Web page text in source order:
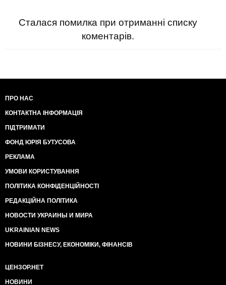
Сталася помилка при отриманні списку
коментарів.
ПРО НАС
КОНТАКТНА ІНФОРМАЦІЯ
ПІДТРИМАТИ
ФОНД ЮРІЯ БУТУСОВА
РЕКЛАМА
УМОВИ КОРИСТУВАННЯ
ПОЛІТИКА КОНФІДЕНЦІЙНОСТІ
РЕДАКЦІЙНА ПОЛІТИКА
НОВОСТИ УКРАИНЫ И МИРА
UKRAINIAN NEWS
НОВИНИ БІЗНЕСУ, ЕКОНОМІКИ, ФІНАНСІВ
ЦЕНЗОР.НЕТ
НОВИНИ